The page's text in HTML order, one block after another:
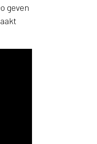
geven